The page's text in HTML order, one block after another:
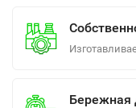
Бережная